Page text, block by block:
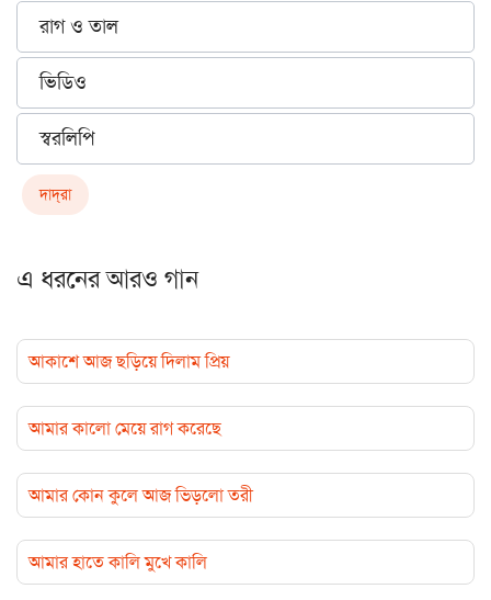
রাগ ও তাল
ভিডিও
স্বরলিপি
দাদ্‌রা
এ ধরনের আরও গান
আকাশে আজ ছড়িয়ে দিলাম প্রিয়
আমার কালো মেয়ে রাগ করেছে
আমার কোন কুলে আজ ভিড়লো তরী
আমার হাতে কালি মুখে কালি